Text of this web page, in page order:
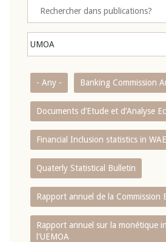
- Any - Banking Commission
Documents d’Etude et d’Analyse
Financial Inclusion statistics in
Quaterly Statistical Bulletin
Rapport annuel de la Commission
Rapport annuel sur la monétique
l'UEMOA